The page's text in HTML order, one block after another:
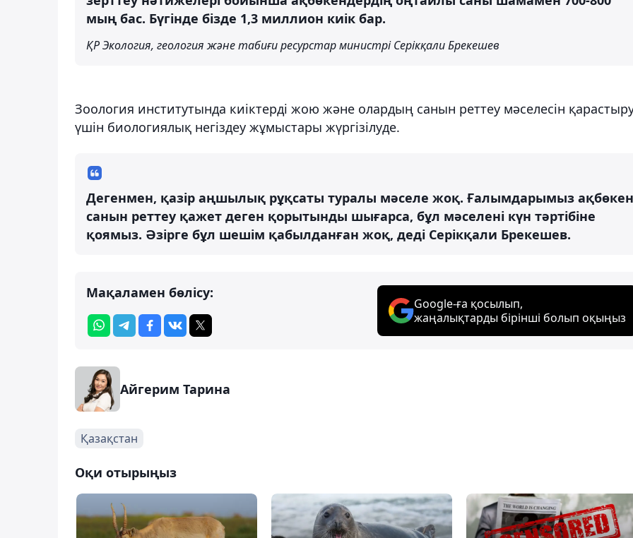
мың бас. Бүгінде бізде 1,3 миллион киік бар.
ҚР Экология, геология және табиғи ресурстар министрі Серікқали Брекешев
Зоология институтында киіктерді жою және олардың санын реттеу мәселесін
үшін биологиялық негіздеу жұмыстары жүргізілуде.
Дегенмен, қазір аңшылық рұқсаты туралы мәселе жоқ. Ғалымдарымыз ақбөкен
санын реттеу қажет деген қорытынды шығарса, бұл мәселені күн тәртібіне
қоямыз. Әзірге бұл шешім қабылданған жоқ, деді Серікқали Брекешев.
Мақаламен бөлісу:
Google-ға қосылып,
жаңалықтарды бірінші болып оқыңыз
Айгерим Тарина
Қазақстан
Оқи отырыңыз